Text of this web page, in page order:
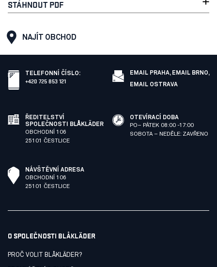
STÁHNOUT PDF
NAJÍT OBCHOD
TELEFONNÍ ČÍSLO:
+420 725 853 121
EMAIL PRAHA, EMAIL BRNO,
EMAIL OSTRAVA
ŘEDITELSTVÍ
SPOLEČNOSTI BLÅKLÄDER
OBCHODNÍ 106
25101 ČESTLICE
OTEVÍRACÍ DOBA
PO– PÁTEK 08:00 -17:00
SOBOTA – NEDĚLE: ZAVŘENO
NÁVŠTĚVNÍ ADRESA
OBCHODNÍ 106
25101 ČESTLICE
O SPOLEČNOSTI BLÅKLÄDER
PROČ VOLIT BLÅKLÄDER?